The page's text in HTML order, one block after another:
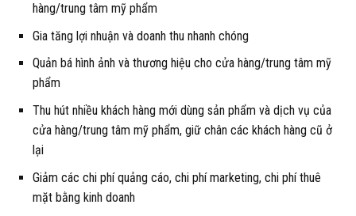
hàng/trung tâm mỹ phẩm
Gia tăng lợi nhuận và doanh thu nhanh chóng
Quản bá hình ảnh và thương hiệu cho cửa hàng/trung tâm mỹ
phẩm
Thu hút nhiều khách hàng mới dùng sản phẩm và dịch vụ của
cửa hàng/trung tâm mỹ phẩm, giữ chân các khách hàng cũ ở
lại
Giảm các chi phí quảng cáo, chi phí marketing, chi phí thuê
mặt bằng kinh doanh